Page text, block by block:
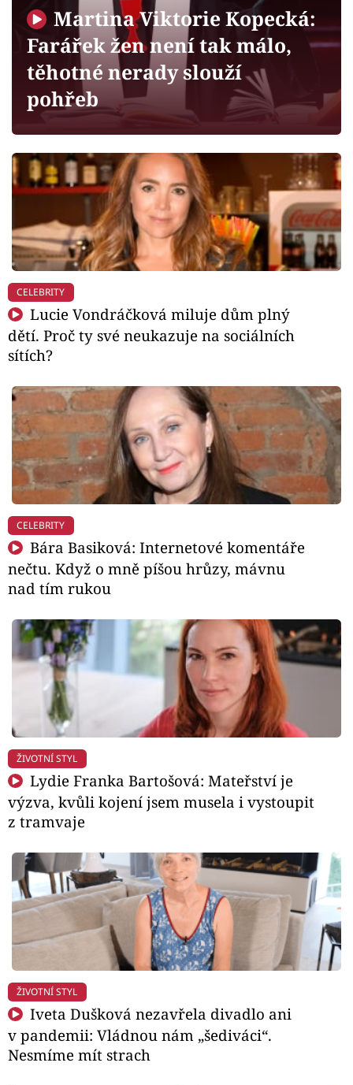
Sledujte prima+
Filmový festival Karlovy Vary
Pořady
Mámy sobě
Přihlášení
Sledujte nás
Martina Viktorie Kopecká:
Farářek žen není tak málo,
těhotné nerady slouží
pohřeb
CELEBRITY
Lucie Vondráčková miluje dům plný
dětí. Proč ty své neukazuje na sociálních
sítích?
CELEBRITY
Bára Basiková: Internetové komentáře
nečtu. Když o mně píšou hrůzy, mávnu
nad tím rukou
ŽIVOTNÍ STYL
Lydie Franka Bartošová: Mateřství je
výzva, kvůli kojení jsem musela i vystoupit
z tramvaje
ŽIVOTNÍ STYL
Iveta Dušková nezavřela divadlo ani
v pandemii: Vládnou nám „šediváci“.
Nesmíme mít strach